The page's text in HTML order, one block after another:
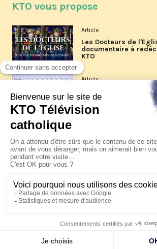
KTO vous propose
Article
Les Docteurs de
documentaire à
KTO
Article
Les reportages d'été
La visite pastorale du
XIV à Assise à suivre
jeudi 6 août
Le pape en Uruguay,
Pérou du 6 au 17
© KTO 2026 —